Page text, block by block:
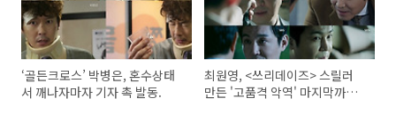
‘골든크로스’ 박병은, 혼수상태
서 깨나자마자 기자 촉 발동.
최원영, <쓰리데이즈> 스릴러
만든 '고품격 악역' 마지막까지